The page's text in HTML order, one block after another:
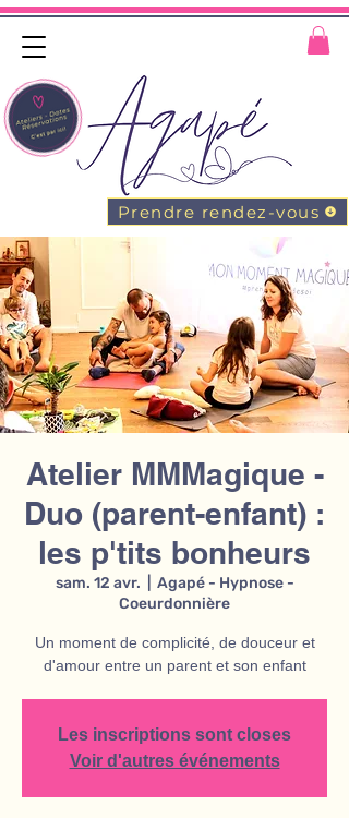
Prendre rendez-vous
Atelier MMMagique -
Duo (parent-enfant) :
les p'tits bonheurs
sam. 12 avr.
Agapé - Hypnose -
Coeurdonnière
Un moment de complicité, de douceur et
d'amour entre un parent et son enfant
Les inscriptions sont closes
Voir d'autres événements